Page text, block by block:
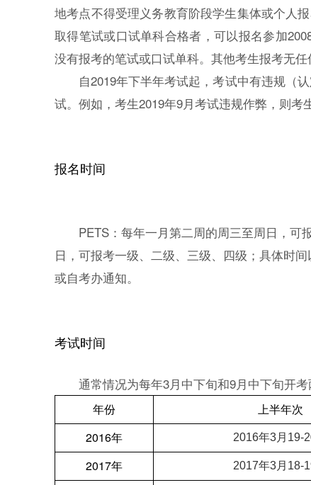
地考点不得受理义务教育阶段学生集体或个人
取得笔试或口试单科合格者，可以报名参加
没有报考的笔试或口试单科。其他考生报考无任
自2019年下半年考试起，考试中有违规（
试。例如，考生2019年9月考试违规作弊，则考
报名时间
PETS：每年一月第二周的周三至周日，可
日，可报考一级、二级、三级、四级；具体时
或自考办通知。
考试时间
通常情况为每年3月中下旬和9月中下旬开考
年份 上半年次
2016年
2016年3月19-
2017年 2017年3月18-